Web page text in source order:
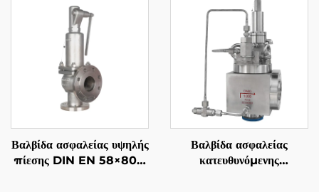
πίεσης, ανθεκτική στη
φωτιά, για εφαρμογές
πετρελαίου & αερίου /
πετροχημικές
Βαλβίδα ασφαλείας υψηλής
πίεσης DIN EN 58×80 –
Βαλβίδα ασφαλείας
κατευθυνόμενης